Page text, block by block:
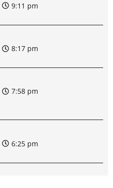
9:11 pm
8:17 pm
7:58 pm
6:25 pm